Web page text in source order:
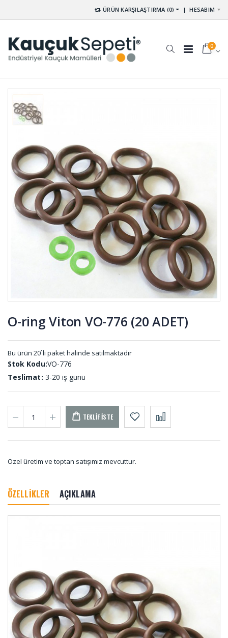
ÜRÜN KARŞILAŞTIRMA (0) |HESABIM
0
O-ring Viton VO-776 (20 ADET)
Bu ürün 20`li paket halinde satılmaktadır
Stok Kodu:VO-776
Teslimat: 3-20 iş günü
TEKLIF İSTE
Özel üretim ve toptan satışımız mevcuttur.
ÖZELLİKLER AÇIKLAMA
Silindirik
Dolu
Takozlar
DT-001
Mandal
Lastiği KP-
001
Kauçuk
Top K-001
Poliüretan
Delikli Kalıp
Yayları
KYD-001
Usturmaca